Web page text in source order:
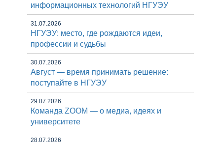
информационных технологий НГУЭУ
31.07.2026
НГУЭУ: место, где рождаются идеи,
профессии и судьбы
30.07.2026
Август — время принимать решение:
поступайте в НГУЭУ
29.07.2026
Команда ZOOM — о медиа, идеях и
университете
28.07.2026